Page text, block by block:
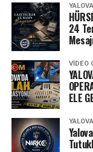
YALOVA
24
VIDEO
ELE
YALOVA